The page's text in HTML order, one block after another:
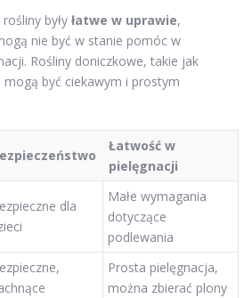
były łatwe w uprawie,
nie być w stanie pomóc w
Rośliny doniczkowe, takie jak
mogą być ciekawym i prostym
Łatwość w
pielęgnacji
dla
Małe wymagania
dotyczące
podlewania
Prosta pielęgnacja,
można zbierać plony